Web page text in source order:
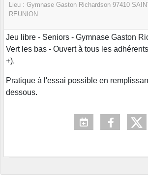
Lieu : Gymnase Gaston Richardson 97410
REUNION
Jeu libre - Seniors - Gymnase Gaston
Vert les bas - Ouvert à tous les
+).
Pratique à l'essai possible en
dessous.